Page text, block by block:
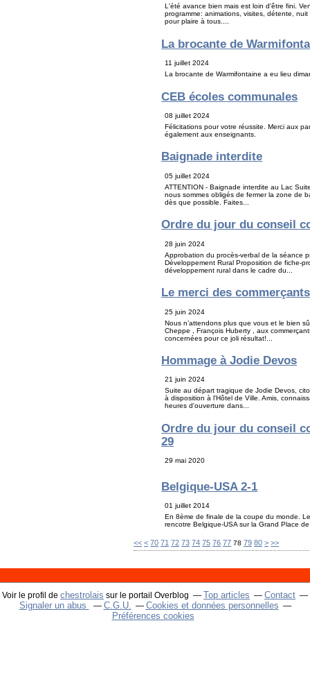
L'été avance bien mais est loin d'être fini.
programme: animations, visites, détente,
pour plaire à tous....
La brocante de
11 juillet 2024
La brocante de Warmifontaine a eu lieu
CEB écoles communales
08 juillet 2024
Félicitations pour votre réussite. Merci aux
également aux enseignants.
Baignade interdite
05 juillet 2024
ATTENTION - Baignade interdite au Lac
nous sommes obligés de fermer la zone de
dès que possible. Faites...
Ordre du jour du conseil
28 juin 2024
Approbation du procès-verbal de la séance
Développement Rural Proposition de fiche-
développement rural dans le cadre du...
Le merci des commerçants
25 juin 2024
Nous n’attendons plus que vous et le bien
Cheppe , François Huberty , aux
concernées pour ce joli résultat!...
Hommage à Jodie Devos
21 juin 2024
Suite au départ tragique de Jodie Devos,
à disposition à l'Hôtel de Ville. Amis,
heures d'ouverture dans...
Ordre du jour du conseil
29
29 mai 2020
Belgique-USA 2-1
01 juillet 2014
En 8ème de finale de la coupe du monde.
rencotre Belgique-USA sur la Grand Place
<< < 10
20
30
40
50
60
70 71 72 73 74 75 76 77 78 79 80 90
100
200
300
400
500
> >>
Voir le profil de chestrolais sur le portail Overblog Top articles
Contact
Signaler un abus
C.G.U.
Cookies et données personnelles
Préférences cookies